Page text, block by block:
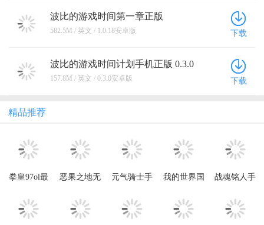
波比的游戏时间第一章正版
(PoppyMobile) 1.0.18安卓版
582.5M / 英文 / 1.0.18安卓版 下载
波比的游戏时间计划手机正版 0.3.0
安卓版
157.8M / 英文 / 0.3.0安卓版 下载
精品推荐
拳皇97ol最
恶果之地无
版
元气骑士手
我的世界国
版
战魂铭人手